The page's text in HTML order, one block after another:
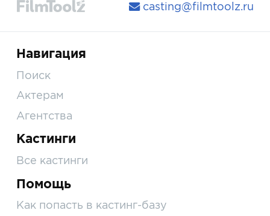
casting@filmtoolz.ru
Навигация
Поиск
Актерам
Агентства
Кастинги
Все кастинги
Помощь
Как попасть в кастинг-базу